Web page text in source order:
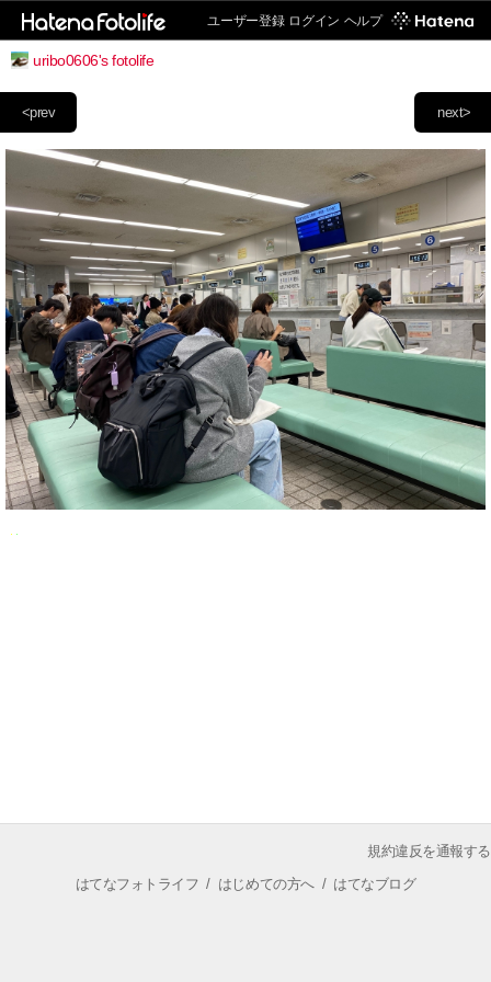
ユーザー登録 ログイン ヘルプ
uribo0606's fotolife
next>
<prev
規約違反を通報する
はてなフォトライフ / はじめての方へ/ はてなブログ